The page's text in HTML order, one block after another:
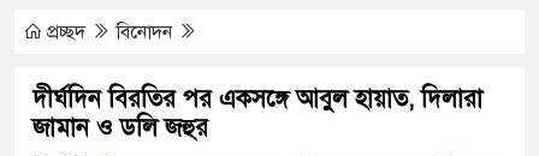
প্রচ্ছদ বিনোদন
দীর্ঘদিন বিরতির পর একসঙ্গে আবুল হায়াত, দিলারা
জামান ও ডলি জহুর